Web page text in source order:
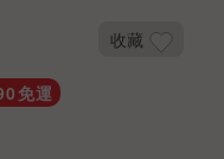
收藏
免運